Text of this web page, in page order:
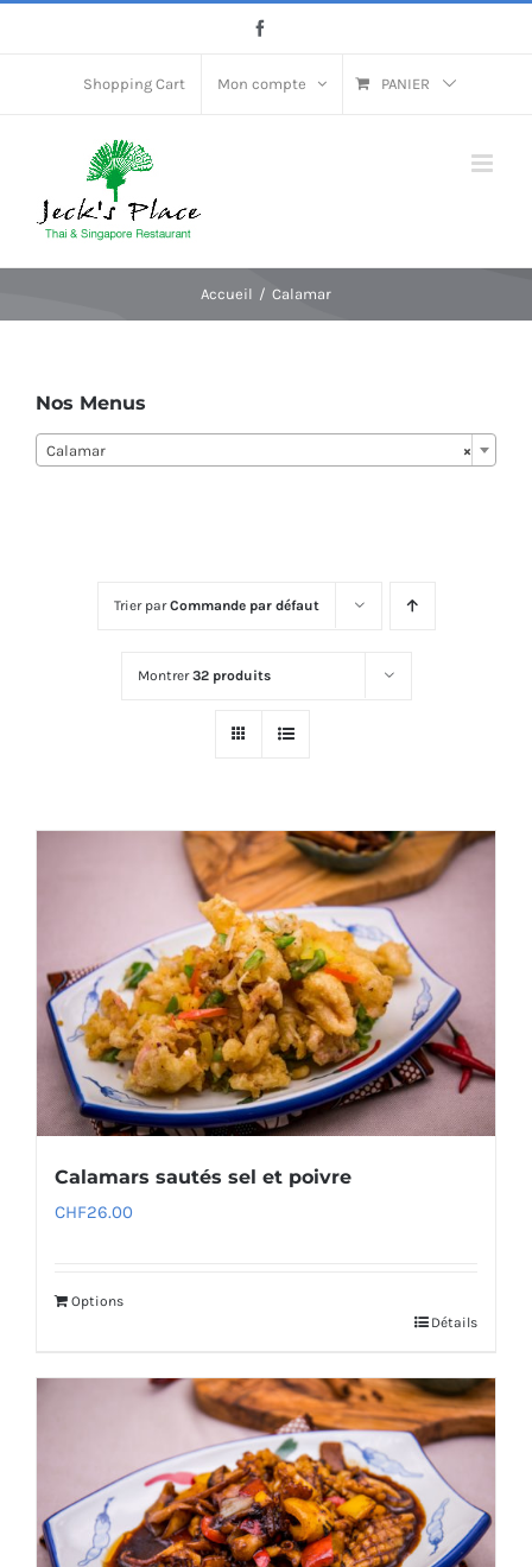
Shopping Cart Mon compte PANIER
Accueil Calamar
Trier parCommande par défaut
Montrer32 produits
Calamars sautés sel et poivre
CHF26.00
Options
Détails
Nos Menus
×
Calamar